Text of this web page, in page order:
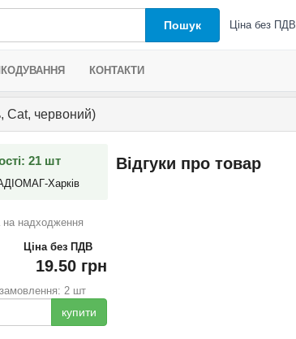
Пошук Ціна без ПДВ
КОНТАКТИ
Cat, червоний)
21 шт
Харків
на надходження
Ціна без ПДВ
19.50 грн
2 шт
купити
Відгуки про товар